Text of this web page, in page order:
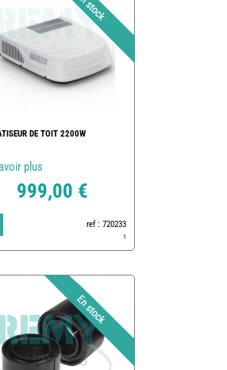
DE TOIT 2200W
plus
999,00 €
ref : 720233
1